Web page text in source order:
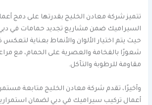
تتميز شركة معادن الخليج بقدرتها على دمج
السيراميك ضمن مشاريع تجديد حمامات في دبي
حيث يتم اختيار الألوان والأنماط بعناية
شعورًا بالفخامة والعصرية على الحمام، مع
مقاومة للرطوبة والتآكل.
وأخيرًا، تقدم شركة معادن الخليج متابعة
أعمال تركيب سيراميك في دبي لضمان استمرارية